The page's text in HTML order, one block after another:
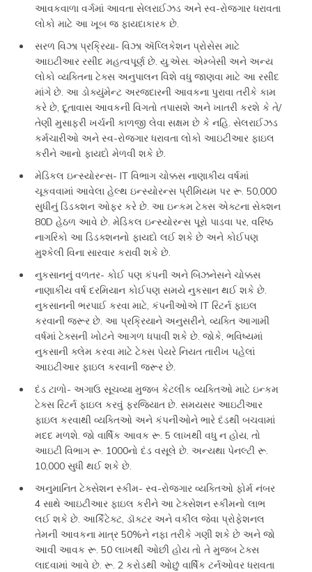
આવકવાળા વર્ગમાં આવતા સેલરાઈઝડ અને સ્વ-રોજગાર ધરાવતા
લોકો માટે આ ખૂબ જ ફાયદાકારક છે.
સરળ વિઝા પ્રક્રિયા- વિઝા ઍપ્લિકેશન પ્રોસેસ માટે
આઇટીઆર રસીદ મહત્વપૂર્ણ છે. યુ.એસ. એમ્બેસી અને અન્ય
લોકો વ્યક્તિના ટેક્સ અનુપાલન વિશે વધુ જાણવા માટે આ રસીદ
માંગે છે. આ ડોક્યુંમેન્ટ અરજદારની આવકના પુરાવા તરીકે કામ
કરે છે, દૂતાવાસ આવકની વિગતો તપાસશે અને ખાતરી કરશે કે તે/
તેણી મુસાફરી ખર્ચની કાળજી લેવા સક્ષમ છે કે નહિ. સેલરાઈઝડ
કર્મચારીઓ અને સ્વ-રોજગાર ધરાવતા લોકો આઇટીઆર ફાઇલ
કરીને આનો ફાયદો મેળવી શકે છે.
મેડિકલ ઇન્સ્યોરન્સ- IT વિભાગ ચોક્કસ નાણાકીય વર્ષમાં
ચૂકવવામાં આવેલા હેલ્થ ઇન્સ્યોરન્સ પ્રીમિયમ પર રૂ. 50,000
સુધીનું ડિડક્શન ઓફર કરે છે. આ ઇન્કમ ટેક્સ એક્ટના સેક્શન
80D હેઠળ આવે છે. મેડિકલ ઇન્સ્યોરન્સ પૂરો પાડવા પર, વરિષ્ઠ
નાગરિકો આ ડિડક્શનનો ફાયદો લઈ શકે છે અને કોઈપણ
મુશ્કેલી વિના સારવાર કરાવી શકે છે.
નુકસાનનું વળતર- કોઈ પણ કંપની અને બિઝનેસને ચોક્કસ
નાણાકીય વર્ષ દરમિયાન કોઈપણ સમયે નુકસાન થઈ શકે છે.
નુકસાનની ભરપાઈ કરવા માટે, કંપનીઓએ IT રિટર્ન ફાઇલ
કરવાની જરૂર છે. આ પ્રક્રિયાને અનુસરીને, વ્યક્તિ આગામી
વર્ષમાં ટેક્સની ખોટને આગળ ધપાવી શકે છે. જોકે, ભવિષ્યમાં
નુકસાની ક્લેમ કરવા માટે ટેક્સ પેયરે નિયત તારીખ પહેલાં
આઇટીઆર ફાઇલ કરવાની જરૂર છે.
દંડ ટાળો- અગાઉ સૂચવ્યા મુજબ કેટલીક વ્યક્તિઓ માટે ઇન્કમ
ટેક્સ રિટર્ન ફાઇલ કરવું ફરજિયાત છે. સમયસર આઇટીઆર
ફાઇલ કરવાથી વ્યક્તિઓ અને કંપનીઓને ભારે દંડથી બચવામાં
મદદ મળશે. જો વાર્ષિક આવક રૂ. 5 લાખથી વધુ ન હોય, તો
આઇટી વિભાગ રૂ. 1000નો દંડ વસૂલે છે. અન્યથા પેનલ્ટી રૂ.
10,000 સુધી થઈ શકે છે.
અનુમાનિત ટેક્સેશન સ્કીમ- સ્વ-રોજગાર વ્યક્તિઓ ફોર્મ નંબર
4 સાથે આઇટીઆર ફાઇલ કરીને આ ટેક્સેશન સ્કીમનો લાભ
લઈ શકે છે. આર્કિટેક્ટ, ડૉક્ટર અને વકીલ જેવા પ્રોફેશનલ
તેમની આવકના માત્ર 50%ને નફા તરીકે ગણી શકે છે અને જો
આવી આવક રૂ. 50 લાખથી ઓછી હોય તો તે મુજબ ટેક્સ
લાદવામાં આવે છે. રૂ. 2 કરોડથી ઓછું વાર્ષિક ટર્નઓવર ધરાવતા